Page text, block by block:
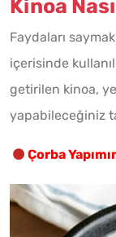
Kinoa
Faydaları
içerisinde
getirilen kinoa,
yapabileceğiniz
Çorba